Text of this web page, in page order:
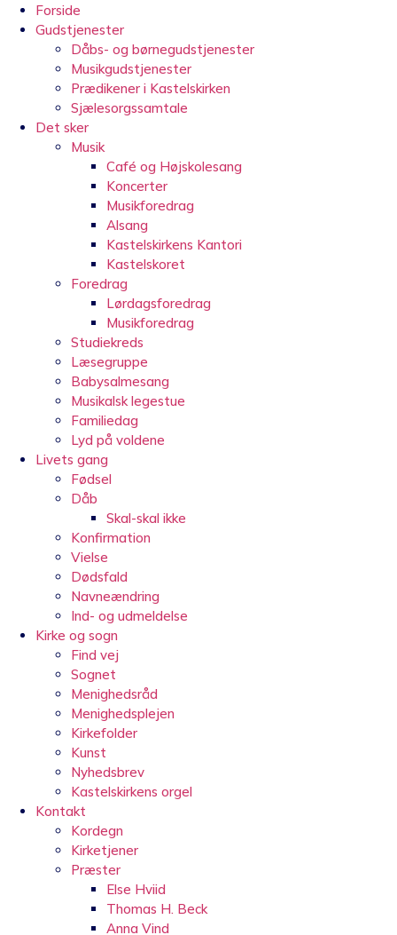
Forside
Gudstjenester
Dåbs- og børnegudstjenester
Musikgudstjenester
Prædikener i Kastelskirken
Sjælesorgssamtale
Det sker
Musik
Café og Højskolesang
Koncerter
Musikforedrag
Alsang
Kastelskirkens Kantori
Kastelskoret
Foredrag
Lørdagsforedrag
Musikforedrag
Studiekreds
Læsegruppe
Babysalmesang
Musikalsk legestue
Familiedag
Lyd på voldene
Livets gang
Fødsel
Dåb
Skal-skal ikke
Konfirmation
Vielse
Dødsfald
Navneændring
Ind- og udmeldelse
Kirke og sogn
Find vej
Sognet
Menighedsråd
Menighedsplejen
Kirkefolder
Kunst
Nyhedsbrev
Kastelskirkens orgel
Kontakt
Kordegn
Kirketjener
Præster
Else Hviid
Thomas H. Beck
Anna Vind